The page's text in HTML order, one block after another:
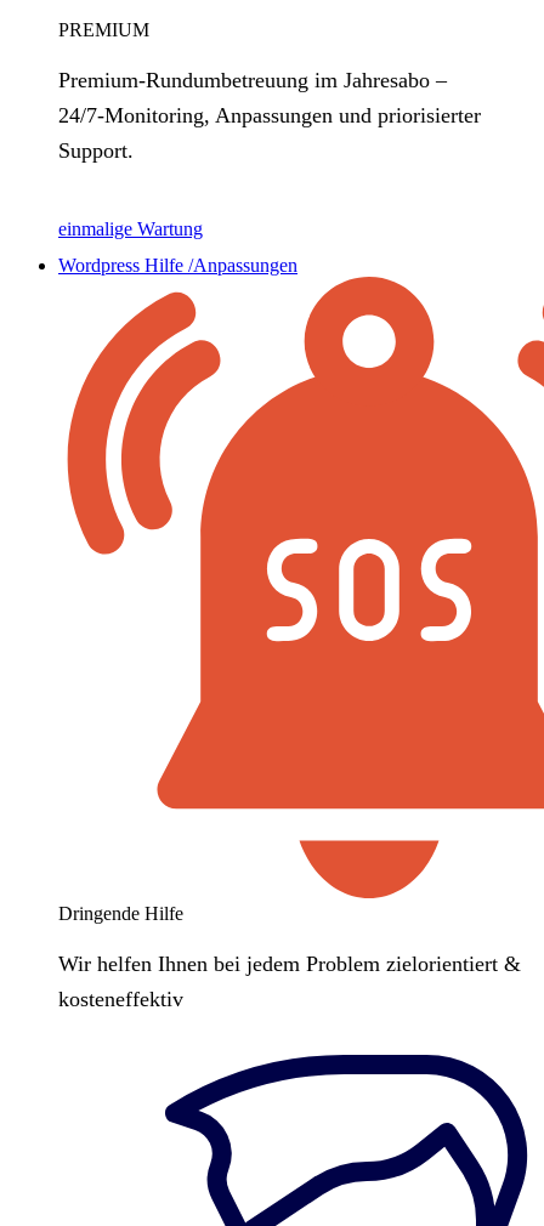
PREMIUM
Premium‑Rundumbetreuung im Jahresabo –
24/7‑Monitoring, Anpassungen und priorisierter
Support.
einmalige Wartung
Wordpress Hilfe /Anpassungen
Dringende Hilfe
Wir helfen Ihnen bei jedem Problem zielorientiert &
kosteneffektiv